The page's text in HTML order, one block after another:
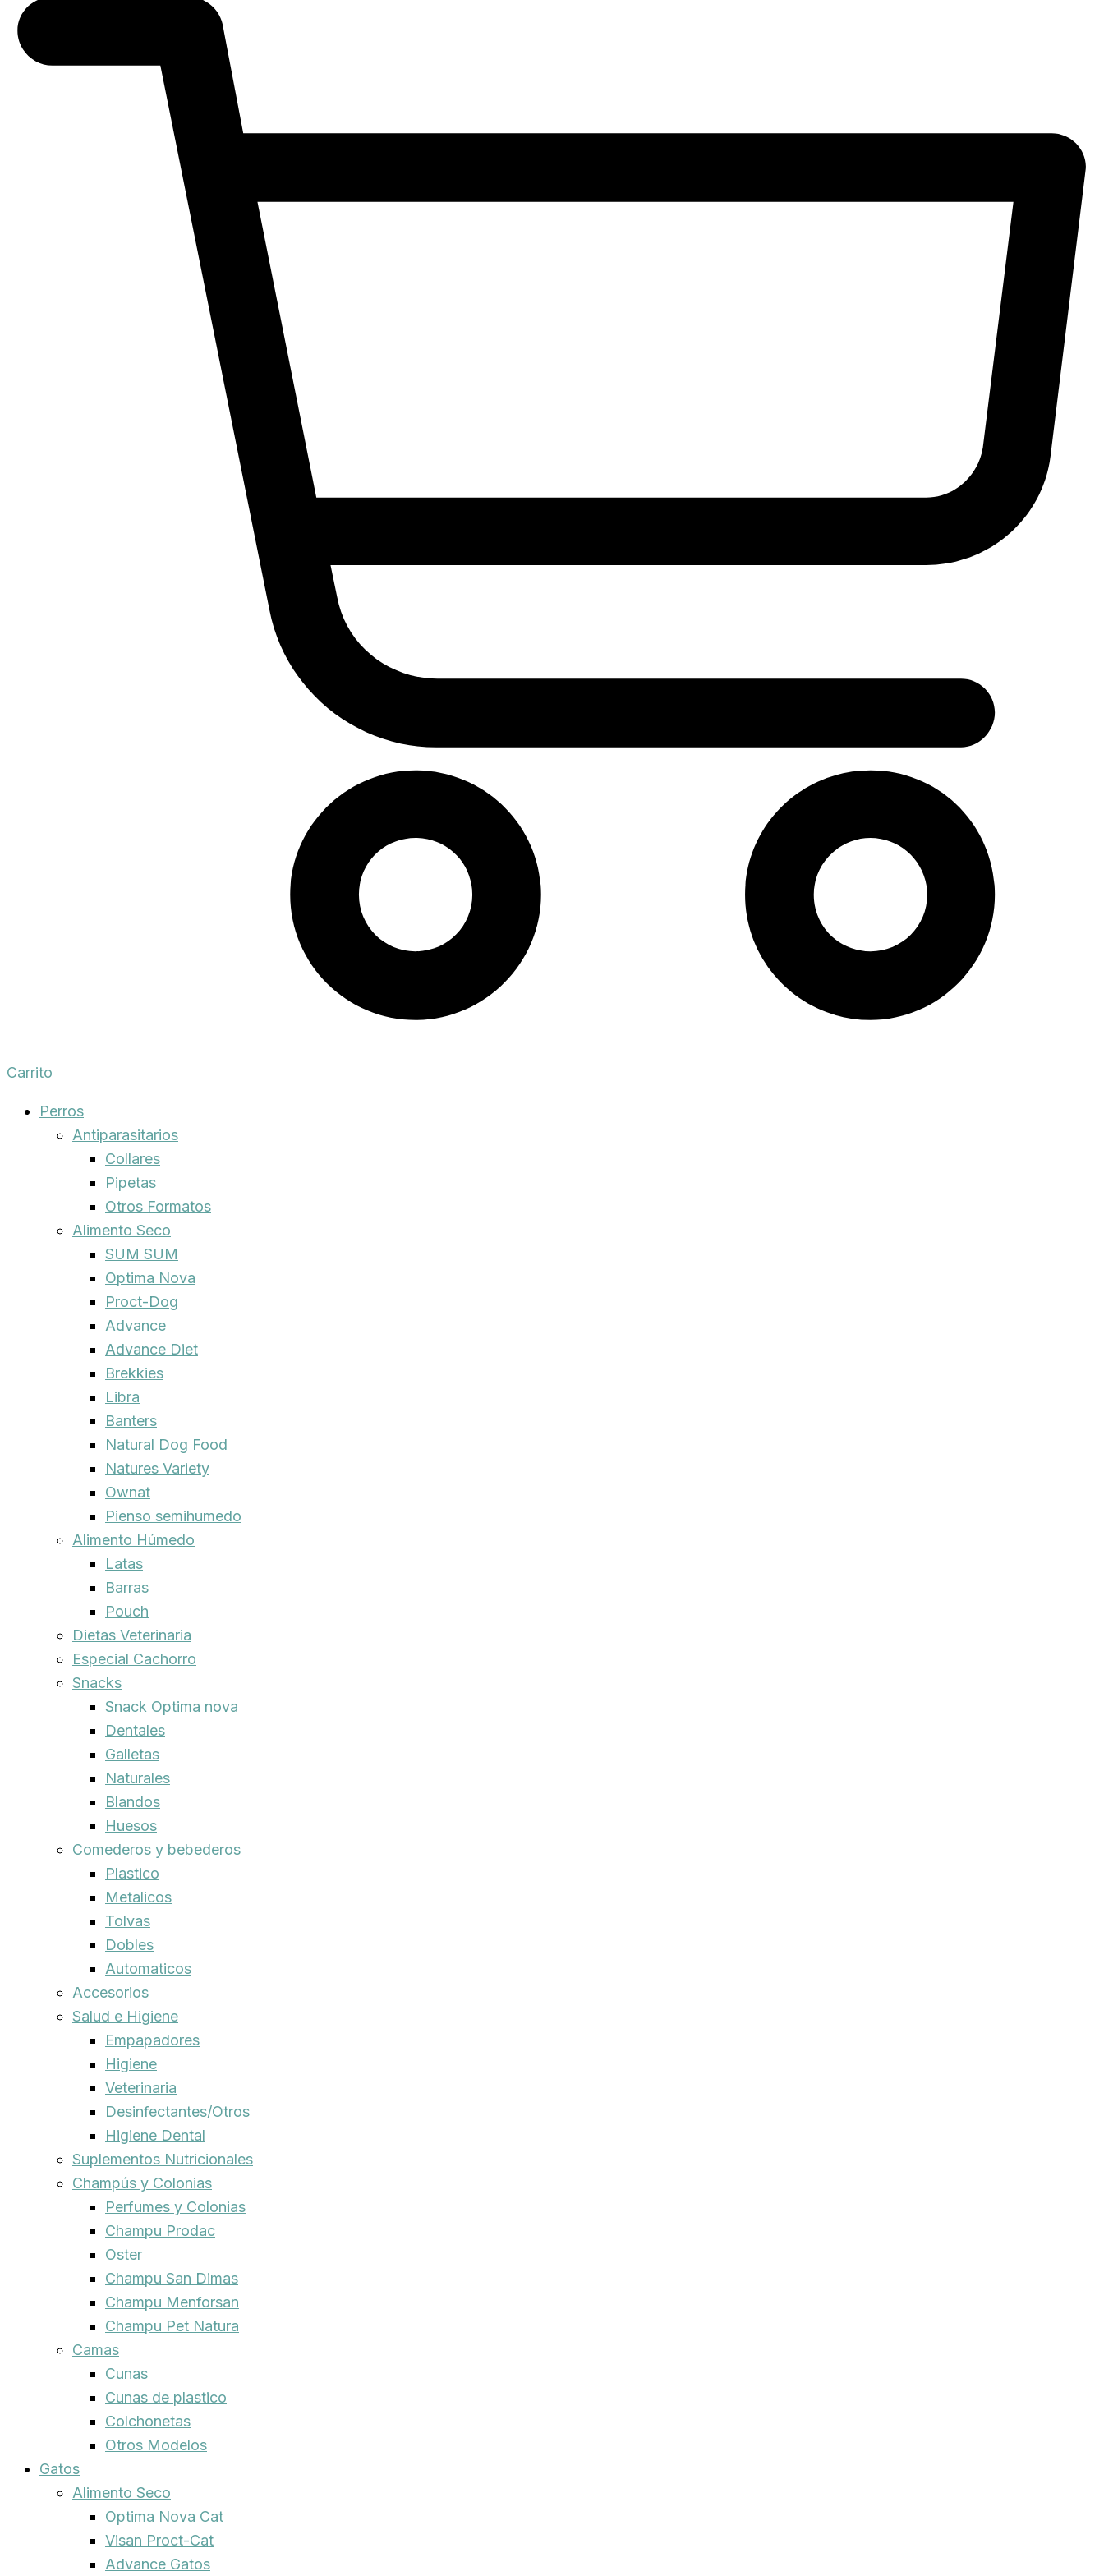
Carrito
Perros
Antiparasitarios
Collares
Pipetas
Otros Formatos
Alimento Seco
SUM SUM
Optima Nova
Proct-Dog
Advance
Advance Diet
Brekkies
Libra
Banters
Natural Dog Food
Natures Variety
Ownat
Pienso semihumedo
Alimento Húmedo
Latas
Barras
Pouch
Dietas Veterinaria
Especial Cachorro
Snacks
Snack Optima nova
Dentales
Galletas
Naturales
Blandos
Huesos
Comederos y bebederos
Plastico
Metalicos
Tolvas
Dobles
Automaticos
Accesorios
Salud e Higiene
Empapadores
Higiene
Veterinaria
Desinfectantes/Otros
Higiene Dental
Suplementos Nutricionales
Champús y Colonias
Perfumes y Colonias
Champu Prodac
Oster
Champu San Dimas
Champu Menforsan
Champu Pet Natura
Camas
Cunas
Cunas de plastico
Colchonetas
Otros Modelos
Gatos
Alimento Seco
Optima Nova Cat
Visan Proct-Cat
Advance Gatos